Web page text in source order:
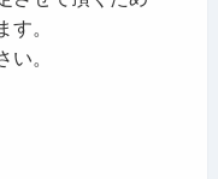
す。
い。